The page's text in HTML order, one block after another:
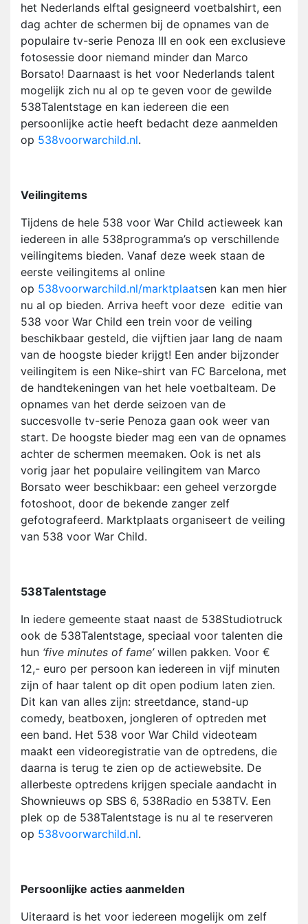
het Nederlands elftal gesigneerd voetbalshirt, een
dag achter de schermen bij de opnames van de
populaire tv-serie Penoza III en ook een exclusieve
fotosessie door niemand minder dan Marco
Borsato! Daarnaast is het voor Nederlands talent
mogelijk zich nu al op te geven voor de gewilde
538Talentstage en kan iedereen die een
persoonlijke actie heeft bedacht deze aanmelden
op 538voorwarchild.nl.
Veilingitems
Tijdens de hele 538 voor War Child actieweek kan
iedereen in alle 538programma’s op verschillende
veilingitems bieden. Vanaf deze week staan de
eerste veilingitems al online
op 538voorwarchild.nl/marktplaatsen kan men hier
nu al op bieden. Arriva heeft voor deze editie van
538 voor War Child een trein voor de veiling
beschikbaar gesteld, die vijftien jaar lang de naam
van de hoogste bieder krijgt! Een ander bijzonder
veilingitem is een Nike-shirt van FC Barcelona, met
de handtekeningen van het hele voetbalteam. De
opnames van het derde seizoen van de
succesvolle tv-serie Penoza gaan ook weer van
start. De hoogste bieder mag een van de opnames
achter de schermen meemaken. Ook is net als
vorig jaar het populaire veilingitem van Marco
Borsato weer beschikbaar: een geheel verzorgde
fotoshoot, door de bekende zanger zelf
gefotografeerd. Marktplaats organiseert de veiling
van 538 voor War Child.
538Talentstage
In iedere gemeente staat naast de 538Studiotruck
ook de 538Talentstage, speciaal voor talenten die
hun ‘five minutes of fame’willen pakken. Voor €
12,- euro per persoon kan iedereen in vijf minuten
zijn of haar talent op dit open podium laten zien.
Dit kan van alles zijn: streetdance, stand-up
comedy, beatboxen, jongleren of optreden met
een band. Het 538 voor War Child videoteam
maakt een videoregistratie van de optredens, die
daarna is terug te zien op de actiewebsite. De
allerbeste optredens krijgen speciale aandacht in
Shownieuws op SBS 6, 538Radio en 538TV. Een
plek op de 538Talentstage is nu al te reserveren
op 538voorwarchild.nl.
Persoonlijke acties aanmelden
Uiteraard is het voor iedereen mogelijk om zelf